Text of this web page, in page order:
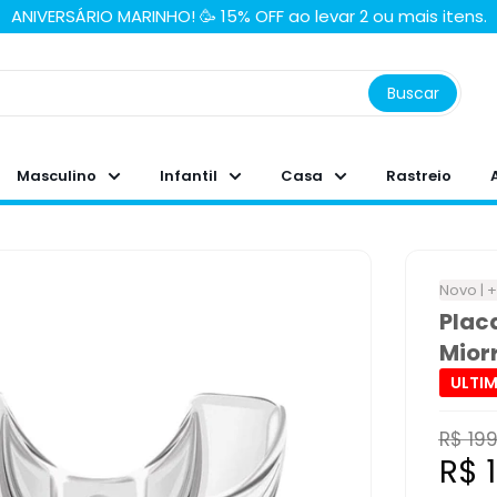
ANIVERSÁRIO MARINHO! 🥳 15% OFF ao levar 2 ou mais itens.
Buscar
Masculino Infantil Casa Rastreio
Novo |
Preço
R$
R$